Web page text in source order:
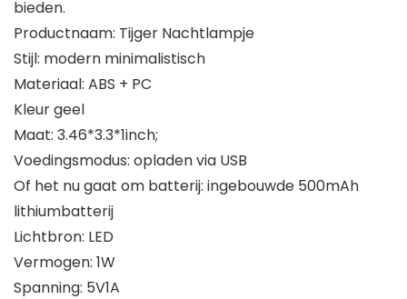
bieden.
Productnaam: Tijger Nachtlampje
Stijl: modern minimalistisch
Materiaal: ABS + PC
Kleur geel
Maat: 3.46*3.3*1inch;
Voedingsmodus: opladen via USB
Of het nu gaat om batterij: ingebouwde 500mAh
lithiumbatterij
Lichtbron: LED
Vermogen: 1W
Spanning: 5V1A